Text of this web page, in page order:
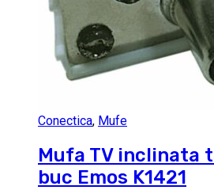
Conectica, Mufe
Mufa TV inclinata
buc Emos K1421